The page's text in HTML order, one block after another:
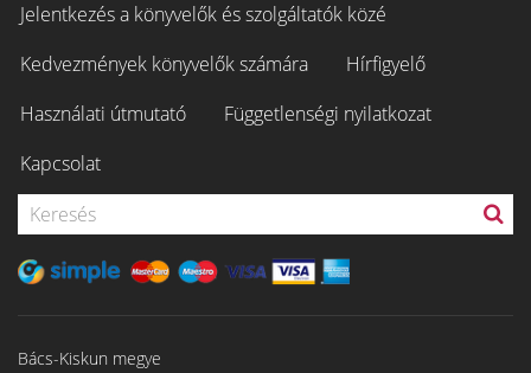
Jelentkezés a könyvelők és szolgáltatók közé
Kedvezmények könyvelők számára
Hírfigyelő
Használati útmutató
Függetlenségi nyilatkozat
Kapcsolat
Bács-Kiskun megye